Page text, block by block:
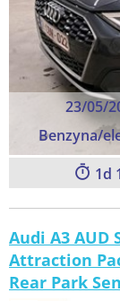
23/05/
Benzyna/
1
Audi A3 AUD
Attraction
Rear Park